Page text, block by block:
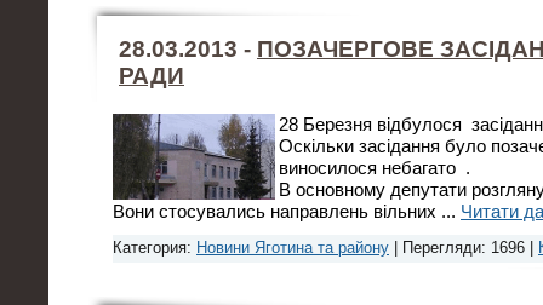
28.03.2013 - ПОЗАЧЕРГОВЕ
РАДИ
28 Березня відбулося
Оскільки засідання було
виносилося небагато .
В основному депутати
Вони стосувались направлень вільних ... Читати
Категория: Новини Яготина та району | Перегляди: 1696 |